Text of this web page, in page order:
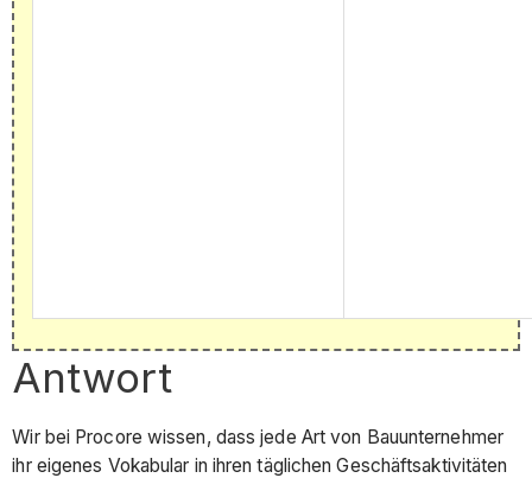
Antwort
Wir bei Procore wissen, dass jede Art von Bauunternehmer
ihr eigenes Vokabular in ihren täglichen Geschäftsaktivitäten